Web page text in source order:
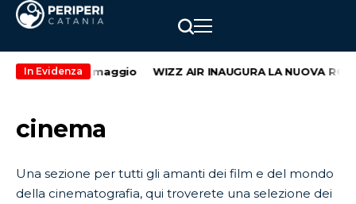
In Evidenza
weekend di maggio WIZZ AIR INAUGURA LA NUOVA
cinema
Una sezione per tutti gli amanti dei film e del mondo
della cinematografia, qui troverete una selezione dei